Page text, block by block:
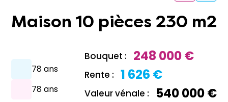
Maison 10 pièces 230 m2
78 ans
78 ans
Bouquet : 248 000 €
Rente : 1 626 €
Valeur vénale : 540 000 €